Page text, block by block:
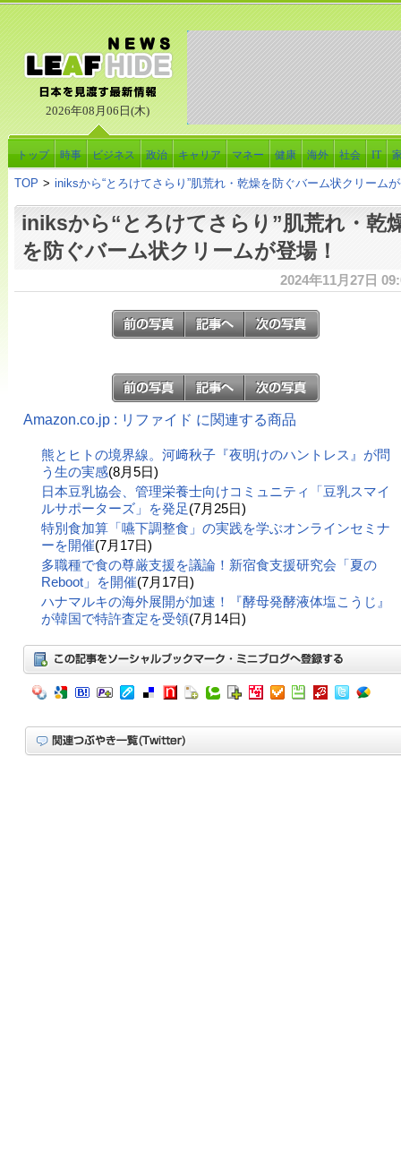
2026年08月06日(木)
トップ 時事 ビジネス 政治 キャリア マネー 健康 海外 社会 IT
TOP > iniksから“とろけてさらり”肌荒れ・乾燥を防ぐバーム状クリーム
iniksから“とろけてさらり”肌荒れ・乾
を防ぐバーム状クリームが登場！
2024年11月27日
Amazon.co.jp : リファイド に関連する商品
熊とヒトの境界線。河﨑秋子『夜明けのハントレス』が問
う生の実感(8月5日)
日本豆乳協会、管理栄養士向けコミュニティ「豆乳スマイ
ルサポーターズ」を発足(7月25日)
特別食加算「嚥下調整食」の実践を学ぶオンラインセミナ
ーを開催(7月17日)
多職種で食の尊厳支援を議論！新宿食支援研究会「夏の
Reboot」を開催(7月17日)
ハナマルキの海外展開が加速！『酵母発酵液体塩こうじ』
が韓国で特許査定を受領(7月14日)